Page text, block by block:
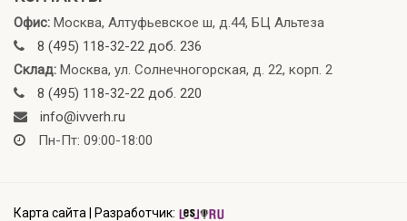
Офис: Москва, Алтуфьевское ш, д.44, БЦ Альтеза
8 (495) 118-32-22 доб. 236
Склад: Москва, ул. Солнечногорская, д. 22, корп. 2
8 (495) 118-32-22 доб. 220
info@ivverh.ru
Пн-Пт: 09:00-18:00
Карта сайта Разработчик: